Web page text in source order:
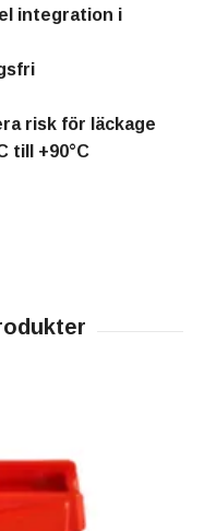
integration i
risk för läckage
till +90°C